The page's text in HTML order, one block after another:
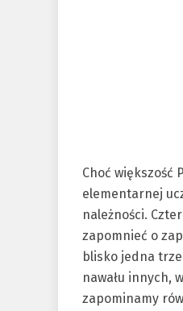
Choć większość
elementarnej
należności.
zapomnieć o
blisko jedna
nawału innych,
zapominamy